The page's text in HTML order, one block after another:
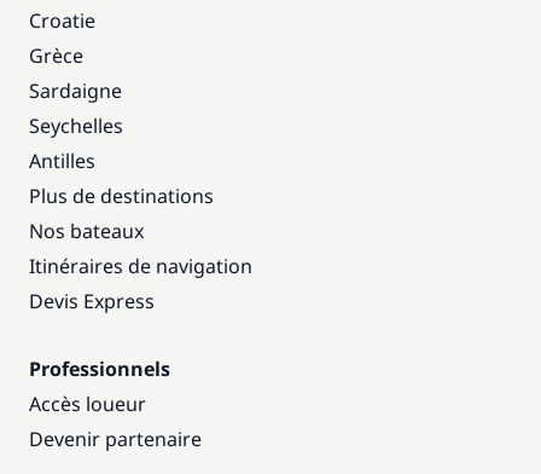
Croatie
Grèce
Sardaigne
Seychelles
Antilles
Plus de destinations
Nos bateaux
Itinéraires de navigation
Devis Express
Professionnels
Accès loueur
Devenir partenaire